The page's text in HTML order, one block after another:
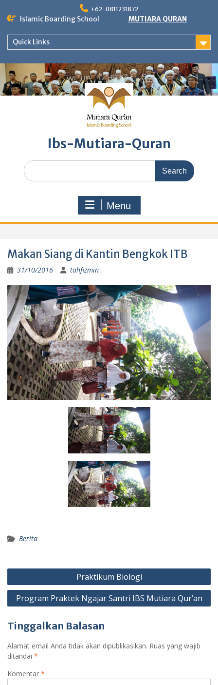
+62-0811231872
Islamic Boarding School MUTIARA QURAN
Quick Links
Ibs-Mutiara-Quran
Search
for:
Menu
Makan Siang di Kantin Bengkok ITB
31/10/2016 tahfizmin
Berita
Navigasi
pos
Praktikum Biologi
Program Praktek Ngajar Santri IBS Mutiara Qur’an
Tinggalkan Balasan
Alamat email Anda tidak akan dipublikasikan. Ruas yang wajib
ditandai *
Komentar *